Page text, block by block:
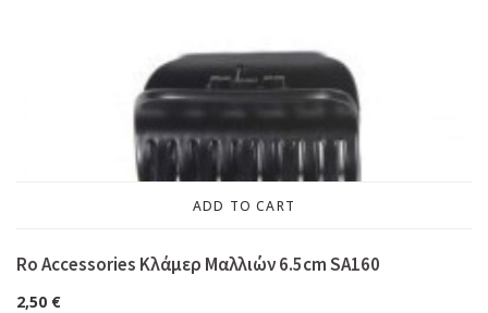
ADD TO CART
Ro Accessories Κλάμερ Μαλλιών 6.5cm SA160
2,50 €